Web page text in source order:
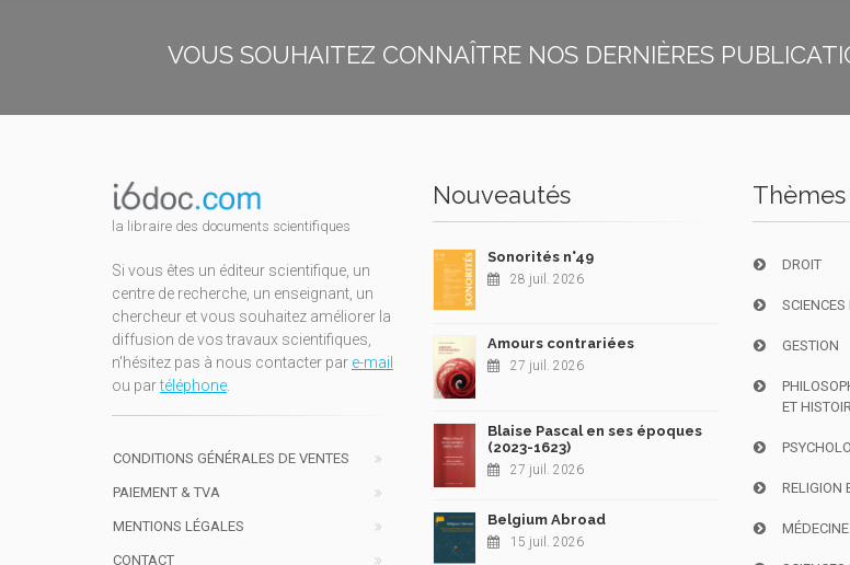
VOUS SOUHAITEZ CONNAÎTRE NOS DERNIÈRES
la libraire des documents scientifiques
Si vous êtes un éditeur scientifique, un
centre de recherche, un enseignant, un
chercheur et vous souhaitez améliorer la
diffusion de vos travaux scientifiques,
n'hésitez pas à nous contacter par e-mail
ou partéléphone
CONDITIONS GÉNÉRALES DE VENTES
PAIEMENT & TVA
MENTIONS LÉGALES
CONTACT
Nouveautés
Sonorités n°49
28 juil. 2026
Amours contrariées
27 juil. 2026
Blaise Pascal en ses époques
(2023-1623)
27 juil. 2026
Belgium Abroad
15 juil. 2026
Thèmes
DROIT
GESTION
ET
RELIGION
MÉDECINE